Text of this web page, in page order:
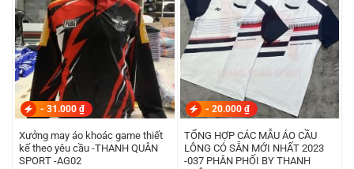
- 31.000 ₫
Xưởng may áo khoác game thiết
kế theo yêu cầu -THANH QUÂN
SPORT -AG02
- 20.000 ₫
TỔNG HỢP CÁC MẪU ÁO CẦU
LÔNG CÓ SẴN MỚI NHẤT 2023
-037 PHÂN PHỐI BY THANH